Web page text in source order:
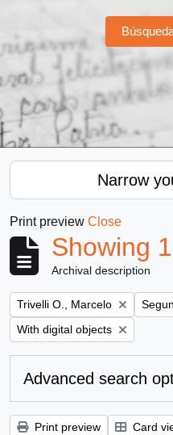
Narrow
Print preview Close
Showing
Archival description
Remove filter:
Trivelli O., Marcelo
Remove filter:
With digital objects
Advanced search
Print preview Card